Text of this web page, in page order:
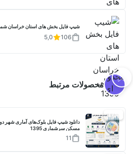
شیپ فایل بخش های استان خراسان شمالی
106
5,0
محصولات مرتبط
17%
دانلود شیپ فایل بلوک‌های آماری شهر
مسکن سرشماری 1395
11